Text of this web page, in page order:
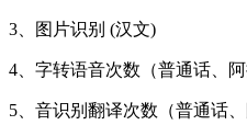
3、图片识别 (汉文)
4、字转语音次数（普通话、
5、音识别翻译次数（普通话